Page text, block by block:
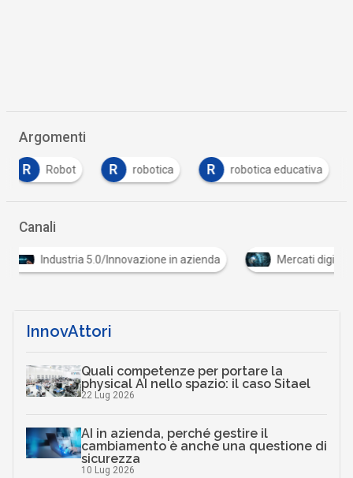
Argomenti
R Robot R robotica R robotica educativa
Canali
Industria 5.0/Innovazione in azienda Mercati
InnovAttori
Quali competenze per portare la
physical AI nello spazio: il caso Sitael
22 Lug 2026
AI in azienda, perché gestire il
cambiamento è anche una questione di
sicurezza
10 Lug 2026